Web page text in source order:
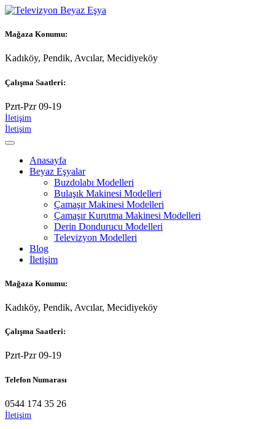
Mağaza Konumu:
Kadıköy, Pendik, Avcılar, Mecidiyeköy
Çalışma Saatleri:
Pzrt-Pzr 09-19
İletişim
İletişim
Anasayfa
Beyaz Eşyalar
Buzdolabı Modelleri
Bulaşık Makinesi Modelleri
Çamaşır Makinesi Modelleri
Çamaşır Kurutma Makinesi Modelleri
Derin Dondurucu Modelleri
Televizyon Modelleri
Blog
İletişim
Mağaza Konumu:
Kadıköy, Pendik, Avcılar, Mecidiyeköy
Çalışma Saatleri:
Pzrt-Pzr 09-19
Telefon Numarası
0544 174 35 26
İletişim